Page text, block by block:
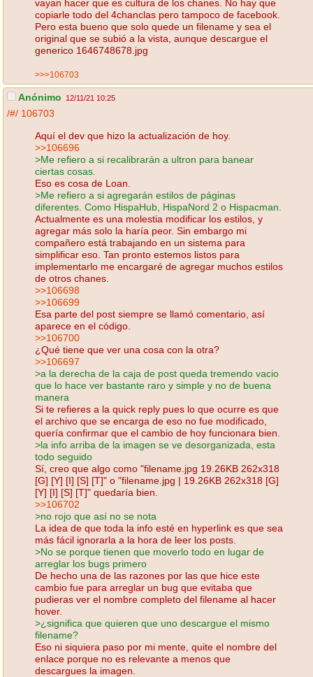
vayan hacer que es cultura de los chanes. No hay que
copiarle todo del 4chanclas pero tampoco de facebook.
Pero esta bueno que solo quede un filename y sea el
original que se subió a la vista, aunque descargue el
generico 1646748678.jpg
>>>106703
Anónimo 12/11/21 10:25
/#/ 106703
Aquí el dev que hizo la actualización de hoy.
>>106696
>Me refiero a si recalibrarán a ultron para banear
ciertas cosas.
Eso es cosa de Loan.
>Me refiero a si agregarán estilos de páginas
diferentes. Como HispaHub, HispaNord 2 o Hispacman.
Actualmente es una molestia modificar los estilos, y
agregar más solo la haría peor. Sin embargo mi
compañero está trabajando en un sistema para
simplificar eso. Tan pronto estemos listos para
implementarlo me encargaré de agregar muchos estilos
de otros chanes.
>>106698
>>106699
Esa parte del post siempre se llamó comentario, así
aparece en el código.
>>106700
¿Qué tiene que ver una cosa con la otra?
>>106697
>a la derecha de la caja de post queda tremendo vacio
que lo hace ver bastante raro y simple y no de buena
manera
Si te refieres a la quick reply pues lo que ocurre es que
el archivo que se encarga de eso no fue modificado,
quería confirmar que el cambio de hoy funcionara bien.
>la info arriba de la imagen se ve desorganizada, esta
todo seguido
Sí, creo que algo como "filename.jpg 19.26KB 262x318
[G] [Y] [I] [S] [T]" o "filename.jpg | 19.26KB 262x318 [G]
[Y] [I] [S] [T]" quedaría bien.
>>106702
>no rojo que así no se nota
La idea de que toda la info esté en hyperlink es que sea
más fácil ignorarla a la hora de leer los posts.
>No se porque tienen que moverlo todo en lugar de
arreglar los bugs primero
De hecho una de las razones por las que hice este
cambio fue para arreglar un bug que evitaba que
pudieras ver el nombre completo del filename al hacer
hover.
>¿significa que quieren que uno descargue el mismo
filename?
Eso ni siquiera paso por mi mente, quite el nombre del
enlace porque no es relevante a menos que
descargues la imagen.